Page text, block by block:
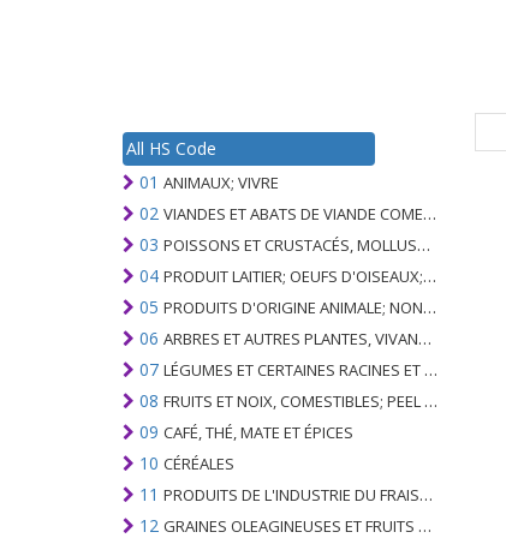
All HS Code
01 ANIMAUX; VIVRE
02 VIANDES ET ABATS DE VIANDE COMESTIBLES
03 POISSONS ET CRUSTACÉS, MOLLUSQUES ET AUTRES INVERTÉBRÉS AQUATIQUES
04 PRODUIT LAITIER; OEUFS D'OISEAUX; MIEL NATUREL; PRODUITS COMESTIBLES D'ORIGINE ANIMALE, NON ÉNUMÉRÉS AILLEURS OU INCLUS
05 PRODUITS D'ORIGINE ANIMALE; NON ÉNUMÉRÉ AILLEURS OU INCLUS
06 ARBRES ET AUTRES PLANTES, VIVANTS; AMPOULES, RACINES ET ANALOGUES; FLEURS COUPEES ET FEUILLAGE ORNEMENTAL
07 LÉGUMES ET CERTAINES RACINES ET TUBERCULES; COMESTIBLE
08 FRUITS ET NOIX, COMESTIBLES; PEEL D'AGRUMES OU DE MELONS
09 CAFÉ, THÉ, MATE ET ÉPICES
10 CÉRÉALES
11 PRODUITS DE L'INDUSTRIE DU FRAISAGE; MALT, AMIDONS, INULINE, GLUTEN DE BLÉ
12 GRAINES OLEAGINEUSES ET FRUITS OLÉAGINEUX; GRAINS DIVERS, GRAINES ET FRUITS, PLANTES INDUSTRIELLES OU MÉDICINALES; PAILLE ET FOURRAGE